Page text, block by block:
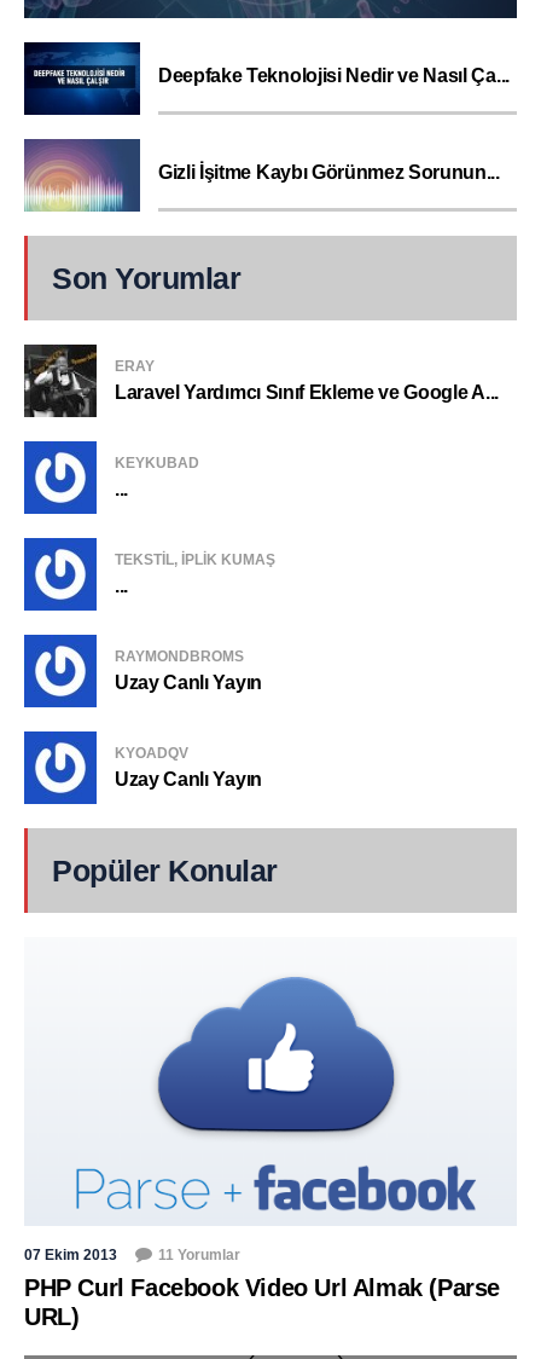
Deepfake Teknolojisi Nedir ve Nasıl Ça...
Gizli İşitme Kaybı Görünmez Sorunun...
Son Yorumlar
ERAY
Laravel Yardımcı Sınıf Ekleme ve Google A...
KEYKUBAD
...
TEKSTIL, IPLIK KUMAŞ
...
RAYMONDBROMS
Uzay Canlı Yayın
KYOADQV
Uzay Canlı Yayın
Popüler Konular
07 Ekim 2013 11 Yorumlar
PHP Curl Facebook Video Url Almak (Parse
URL)